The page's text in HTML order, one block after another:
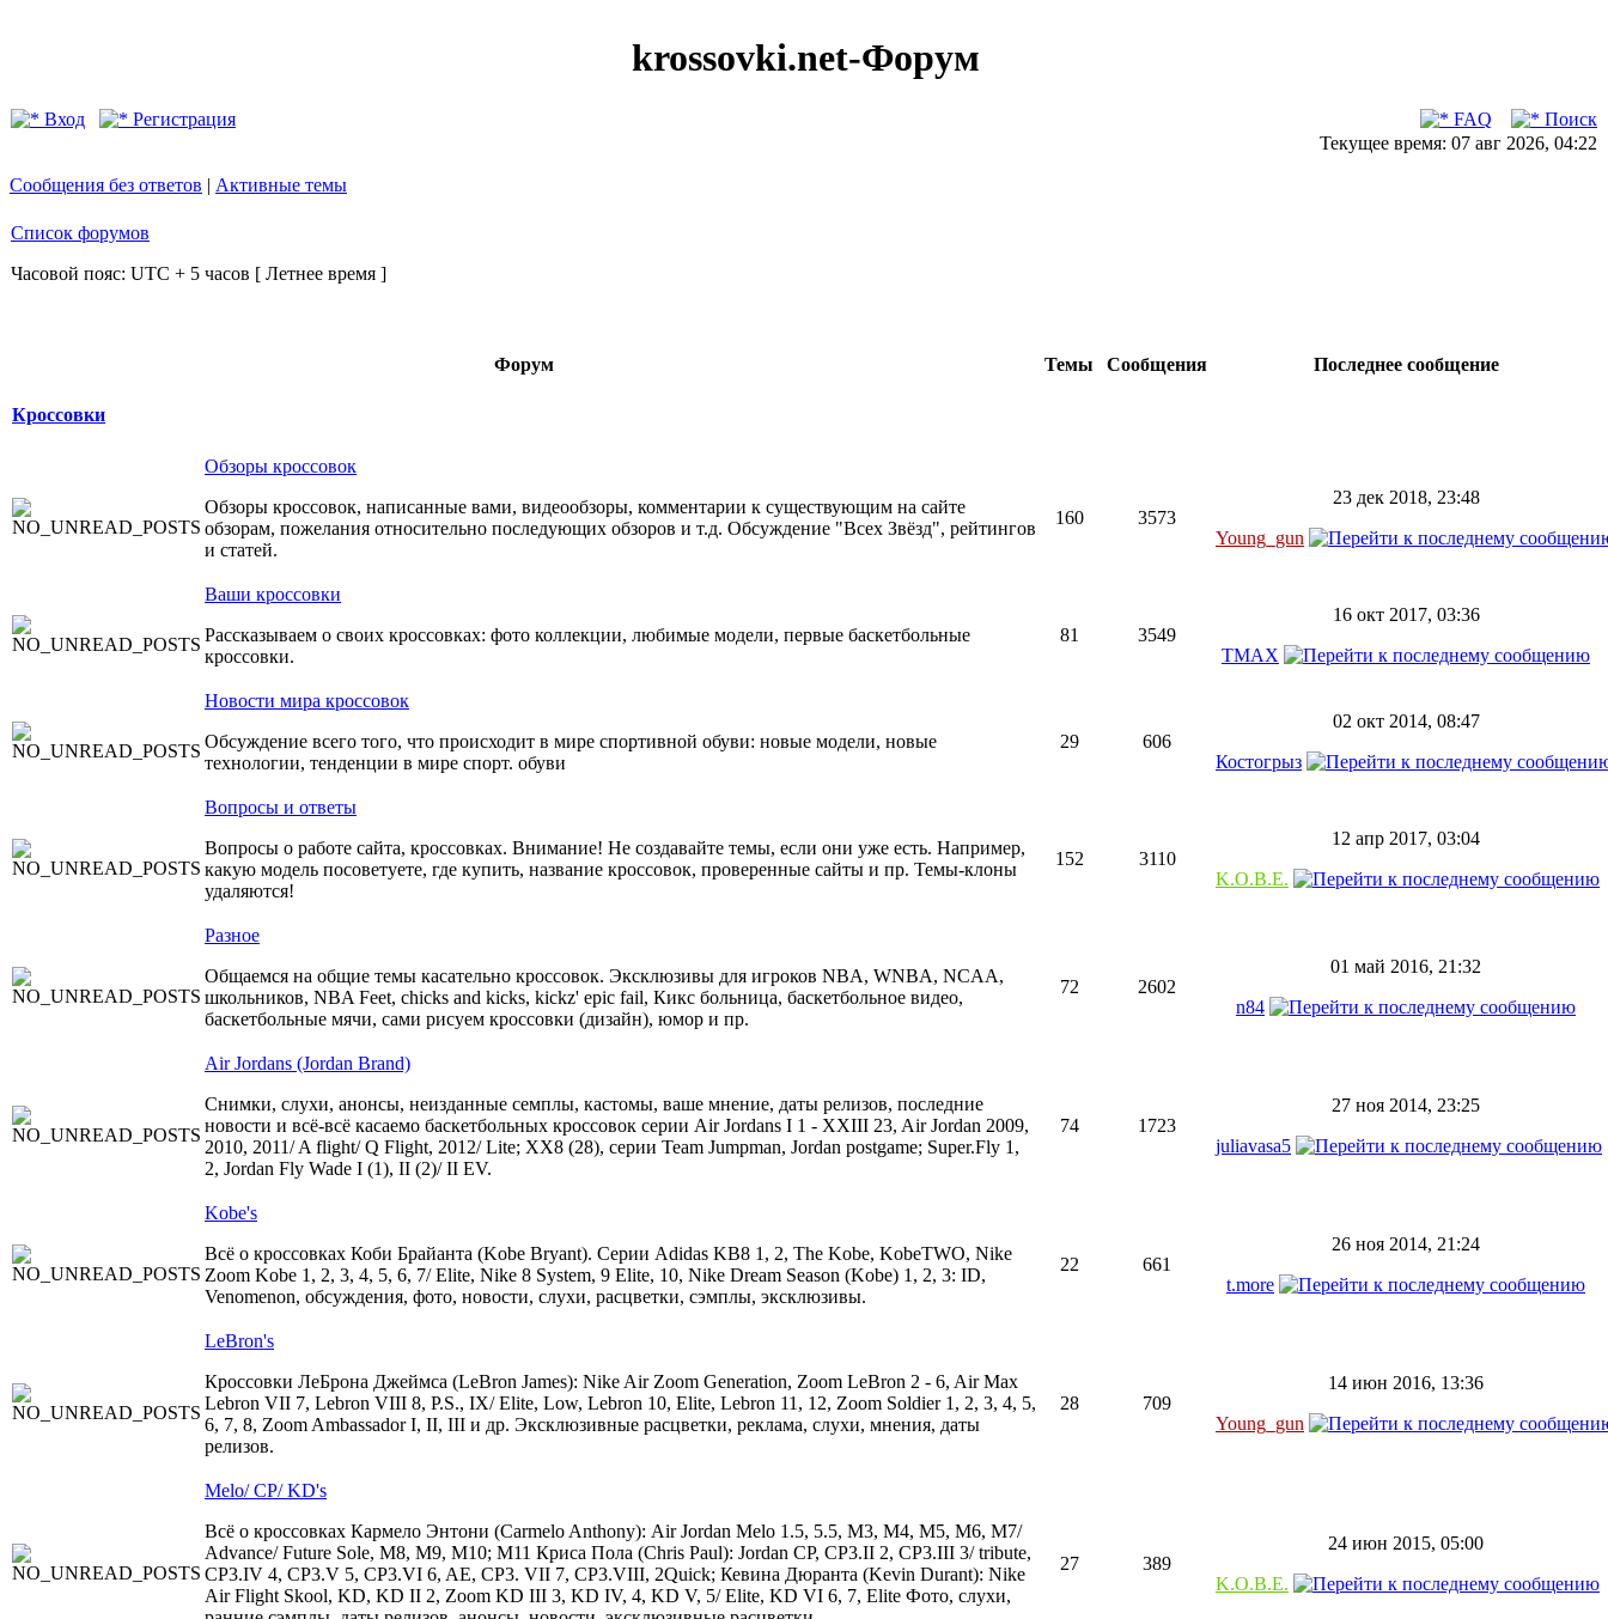
krossovki.net-Форум
Вход Регистрация FAQ
Поиск
Текущее время: 07 авг 2026, 04:22
Сообщения без ответов | Активные темы
Список форумов
Часовой пояс: UTC + 5 часов [ Летнее время ]
Форум Темы Сообщения Последнее сообщение
Кроссовки
Обзоры кроссовок
Обзоры кроссовок, написанные вами, видеообзоры, комментарии к существующим на сайте
обзорам, пожелания относительно последующих обзоров и т.д. Обсуждение "Всех Звёзд", рейтингов
и статей.
160 3573
23 дек 2018, 23:48
Young_gun
Ваши кроссовки
Рассказываем о своих кроссовках: фото коллекции, любимые модели, первые баскетбольные
кроссовки.
81 3549
16 окт 2017, 03:36
TMAX
Новости мира кроссовок
Обсуждение всего того, что происходит в мире спортивной обуви: новые модели, новые
технологии, тенденции в мире спорт. обуви
29 606
02 окт 2014, 08:47
Костогрыз
Вопросы и ответы
Вопросы о работе сайта, кроссовках. Внимание! Не создавайте темы, если они уже есть. Например,
какую модель посоветуете, где купить, название кроссовок, проверенные сайты и пр. Темы-клоны
удаляются!
152 3110
12 апр 2017, 03:04
K.O.B.E.
Разное
Общаемся на общие темы касательно кроссовок. Эксклюзивы для игроков NBA, WNBA, NCAA,
школьников, NBA Feet, chicks and kicks, kickz' epic fail, Кикс больница, баскетбольное видео,
баскетбольные мячи, сами рисуем кроссовки (дизайн), юмор и пр.
72 2602
01 май 2016, 21:32
n84
Air Jordans (Jordan Brand)
Снимки, слухи, анонсы, неизданные семплы, кастомы, ваше мнение, даты релизов, последние
новости и всё-всё касаемо баскетбольных кроссовок серии Air Jordans I 1 - XXIII 23, Air Jordan 2009,
2010, 2011/ A flight/ Q Flight, 2012/ Lite; XX8 (28), серии Team Jumpman, Jordan postgame; Super.Fly 1,
2, Jordan Fly Wade I (1), II (2)/ II EV.
74 1723
27 ноя 2014, 23:25
juliavasa5
Kobe's
Всё о кроссовках Коби Брайанта (Kobe Bryant). Серии Adidas KB8 1, 2, The Kobe, KobeTWO, Nike
Zoom Kobe 1, 2, 3, 4, 5, 6, 7/ Elite, Nike 8 System, 9 Elite, 10, Nike Dream Season (Kobe) 1, 2, 3: ID,
Venomenon, обсуждения, фото, новости, слухи, расцветки, сэмплы, эксклюзивы.
22 661
26 ноя 2014, 21:24
t.more
LeBron's
Кроссовки ЛеБрона Джеймса (LeBron James): Nike Air Zoom Generation, Zoom LeBron 2 - 6, Air Max
Lebron VII 7, Lebron VIII 8, P.S., IX/ Elite, Low, Lebron 10, Elite, Lebron 11, 12, Zoom Soldier 1, 2, 3, 4, 5,
6, 7, 8, Zoom Ambassador I, II, III и др. Эксклюзивные расцветки, реклама, слухи, мнения, даты
релизов.
28 709
14 июн 2016, 13:36
Young_gun
Melo/ CP/ KD's
Всё о кроссовках Кармело Энтони (Carmelo Anthony): Air Jordan Melo 1.5, 5.5, M3, M4, M5, M6, M7/
Advance/ Future Sole, M8, M9, M10; M11 Криса Пола (Chris Paul): Jordan CP, CP3.II 2, CP3.III 3/ tribute,
CP3.IV 4, CP3.V 5, CP3.VI 6, AE, CP3. VII 7, CP3.VIII, 2Quick; Кевина Дюранта (Kevin Durant): Nike
Air Flight Skool, KD, KD II 2, Zoom KD III 3, KD IV, 4, KD V, 5/ Elite, KD VI 6, 7, Elite Фото, слухи,
27 389
24 июн 2015, 05:00
K.O.B.E.